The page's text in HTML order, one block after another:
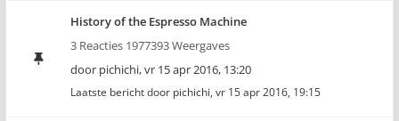
History of the Espresso Machine
3 Reacties 1977393 Weergaves
door pichichi,vr 15 apr 2016, 13:20
Laatste bericht door pichichi, vr 15 apr 2016, 19:15